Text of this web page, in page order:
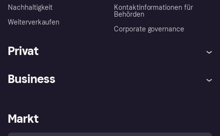
Nachhaltigkeit
Weiterverkaufen
Kontaktinformationen für
Behörden
Corporate governance
Privat
Klarna App
Shops entdecken
Dein Widerrufsrecht
Business
Händlerportal
Markt